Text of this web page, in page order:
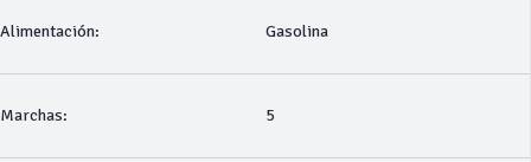
Alimentación: Gasolina
Marchas: 5